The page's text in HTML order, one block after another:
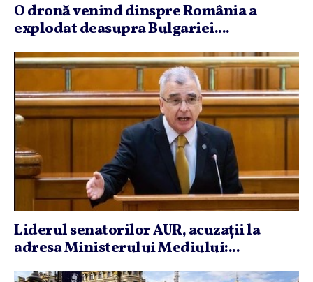
O dronă venind dinspre România a
explodat deasupra Bulgariei....
Liderul senatorilor AUR, acuzaţii la
adresa Ministerului Mediului:...